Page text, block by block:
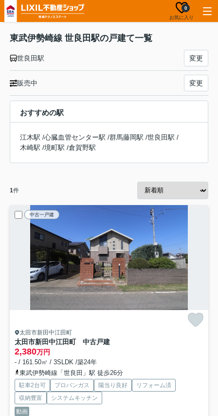
お気に入り
0
東武伊勢崎線 世良田駅の戸建て一覧
世良田駅 変更
販売中 変更
おすすめの駅
江木駅 /心臓血管センター駅 /群馬藤岡駅 /世良田駅 /
木崎駅 /境町駅 /倉賀野駅
1件
中古一戸建
太田市新田中江田町
太田市新田中江田町 中古戸建
2,380万円
- / 161.50㎡ / 3SLDK /築24年
東武伊勢崎線「世良田」駅 徒歩26分
駐車2台可 プロパンガス 陽当り良好
リフォーム済
収納豊富
システムキッチン
動画